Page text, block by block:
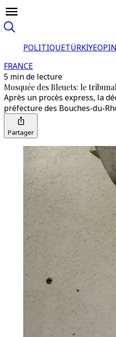
POLITIQUETÜRKİYE
FRANCE
5 min de lecture
Mosquée des Bleuets: le
Après un procès express, la
préfecture des Bouches-du-
Partager